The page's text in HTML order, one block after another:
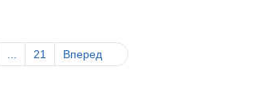
21 Вперед